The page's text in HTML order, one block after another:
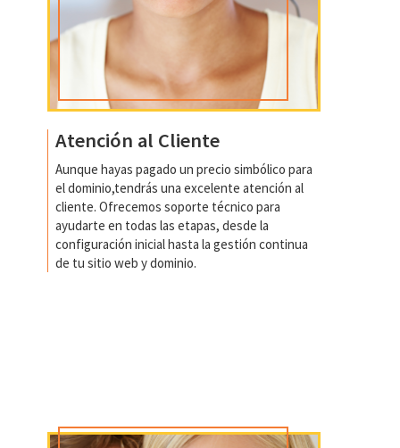
Atención al Cliente
Aunque hayas pagado un precio simbólico para
el dominio,tendrás una excelente atención al
cliente. Ofrecemos soporte técnico para
ayudarte en todas las etapas, desde la
configuración inicial hasta la gestión continua
de tu sitio web y dominio.